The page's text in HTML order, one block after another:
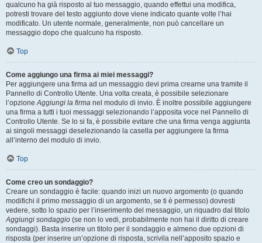
qualcuno ha già risposto al tuo messaggio, quando effettui una modifica,
potresti trovare del testo aggiunto dove viene indicato quante volte l’hai
modificato. Un utente normale, generalmente, non può cancellare un
messaggio dopo che qualcuno ha risposto.
Top
Come aggiungo una firma ai miei messaggi?
Per aggiungere una firma ad un messaggio devi prima crearne una tramite il
Pannello di Controllo Utente. Una volta creata, è possibile selezionare
l’opzioneAggiungi la firma nel modulo di invio. È inoltre possibile aggiungere
una firma a tutti i tuoi messaggi selezionando l’apposita voce nel Pannello di
Controllo Utente. Se lo si fa, è possibile evitare che una firma venga aggiunta
ai singoli messaggi deselezionando la casella per aggiungere la firma
all’interno del modulo di invio.
Top
Come creo un sondaggio?
Creare un sondaggio è facile: quando inizi un nuovo argomento (o quando
modifichi il primo messaggio di un argomento, se ti è permesso) dovresti
vedere, sotto lo spazio per l’inserimento del messaggio, un riquadro dal titolo
Aggiungi sondaggio (se non lo vedi, probabilmente non hai il diritto di creare
sondaggi). Basta inserire un titolo per il sondaggio e almeno due opzioni di
risposta (per inserire un’opzione di risposta, scrivila nell’apposito spazio e